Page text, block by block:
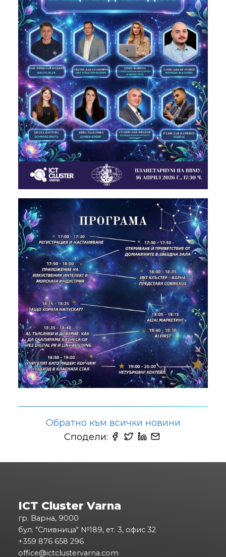
Обратно към всички новини
Сподели:
ICT Cluster Varna
гр. Варна, 9000
бул. "Сливница" №189, ет. 3, офис 32
+359 876 658 296
office@ictclustervarna.com